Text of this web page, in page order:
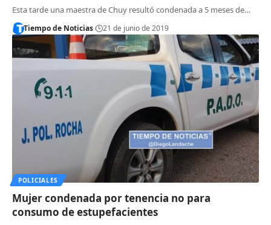
Esta tarde una maestra de Chuy resultó condenada a 5 meses de…
Tiempo de Noticias 21 de junio de 2019
POLICIALES
Mujer condenada por tenencia no para
consumo de estupefacientes